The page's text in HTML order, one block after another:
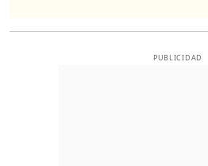
PUBLICIDAD